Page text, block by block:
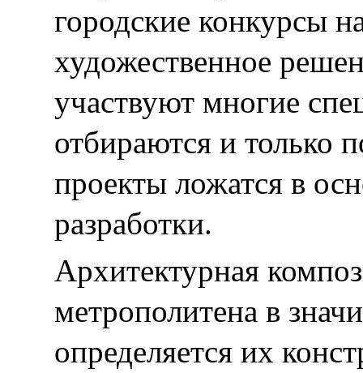
городские конкурсы
художественное
участвуют многие
отбираются и только
проекты ложатся в
разработки.
Архитектурная
метрополитена в
определяется их